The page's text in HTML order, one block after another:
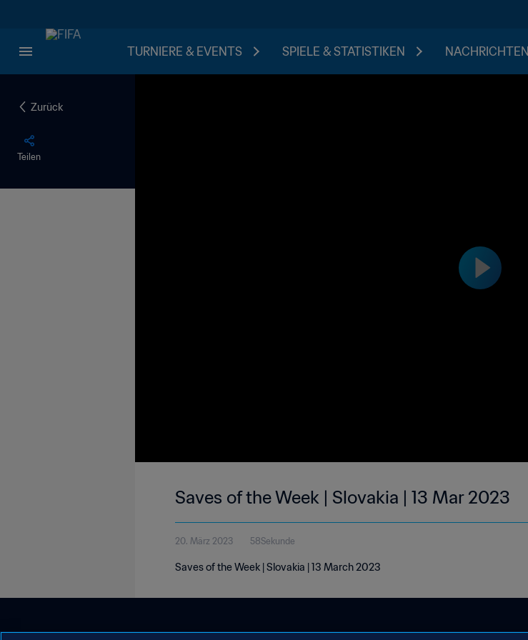
TURNIERE & EVENTS SPIELE & STATISTIKEN NACHRICHTEN
Zurück
Teilen
Saves of the Week | Slovakia | 13 Mar 2023
20. März 2023 58Sekunde
Saves of the Week | Slovakia | 13 March 2023